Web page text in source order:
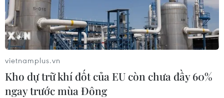
vietnamplus.vn
Kho dự trữ khí đốt của EU còn chưa đầy 60%
ngay trước mùa Đông